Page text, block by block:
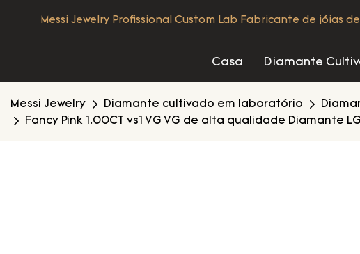
Messi Jewelry Profissional Custom Lab Fabricante de jóias
Casa Diamante
Messi Jewelry Diamante cultivado em laboratório
Fancy Pink 1.00CT vs1 VG VG de alta qualidade Diamante